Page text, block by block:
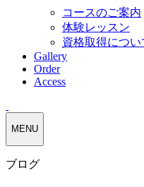
コースのご案内
体験レッスン
資格取得につい
Gallery
Order
Access
MENU
ブログ